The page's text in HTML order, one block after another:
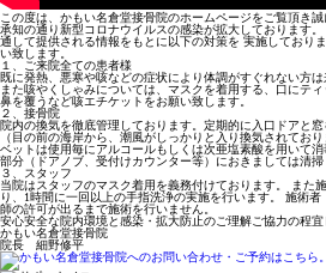
この度は、かもい名倉堂接骨院のホームページをご覧頂き誠
承知の通り新型コロナウイルスの感染が拡大しております
通して提供される情報をもとに以下の対策を 実施しており
い致します。
１、ご来院全ての患者様
既に発熱、悪寒や咳などの症状により体調がすぐれない方
また咳やくしゃみについては、マスクを着用する、口にテ
鼻を覆うなど咳エチケットをお願い致します。
２、接骨院
院内の換気を徹底管理しております。定期的に入口ドアと
（目の前の海岸から、潮風がしっかりと入り換気されており
ベットは使用毎にアルコールもしくは次亜塩素酸を用いて
部分（ドアノブ、受付けカウンター等）におきましては清掃
３、スタッフ
当院はスタッフのマスク着用を義務付けております。 また
り、1時間に一回以上の手指洗浄の実施を行います。 施術
師の許可が出るまで施術を行いません。
安心安全な院内環境と感染・拡大防止のご理解ご協力の程宜
かもい名倉堂接骨院
院長 細野修平